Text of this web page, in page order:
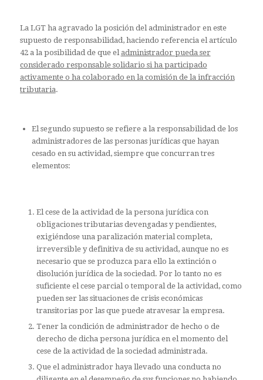
La LGT ha agravado la posición del administrador en este
supuesto de responsabilidad, haciendo referencia el artículo
42 a la posibilidad de que el administrador pueda ser
considerado responsable solidario si ha participado
activamente o ha colaborado en la comisión de la infracción
tributaria.
El segundo supuesto se refiere a la responsabilidad de los
administradores de las personas jurídicas que hayan
cesado en su actividad, siempre que concurran tres
elementos:
El cese de la actividad de la persona jurídica con
obligaciones tributarias devengadas y pendientes,
exigiéndose una paralización material completa,
irreversible y definitiva de su actividad, aunque no es
necesario que se produzca para ello la extinción o
disolución jurídica de la sociedad. Por lo tanto no es
suficiente el cese parcial o temporal de la actividad, como
pueden ser las situaciones de crisis económicas
transitorias por las que puede atravesar la empresa.
Tener la condición de administrador de hecho o de
derecho de dicha persona jurídica en el momento del
cese de la actividad de la sociedad administrada.
Que el administrador haya llevado una conducta no